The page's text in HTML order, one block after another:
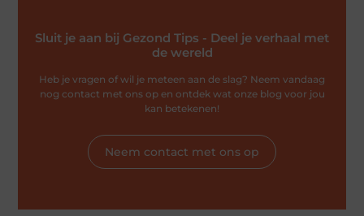
Sluit je aan bij Gezond Tips - Deel je verhaal met
de wereld
Heb je vragen of wil je meteen aan de slag? Neem vandaag
nog contact met ons op en ontdek wat onze blog voor jou
kan betekenen!
Neem contact met ons op